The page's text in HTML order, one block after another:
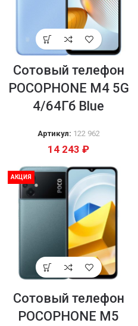
Сотовый телефон
POCOPHONE М4 5G
4/64Гб Blue
Артикул: 122 962
14 243 ₽
АКЦИЯ
Сотовый телефон
POCOPHONE М5